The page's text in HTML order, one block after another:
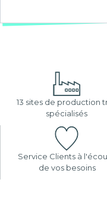
13 sites de production
spécialisés
Service Clients à
de vos besoins